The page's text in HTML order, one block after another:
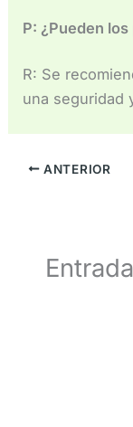
P: ¿Pueden
R: Se
una seguridad
ANTERIOR